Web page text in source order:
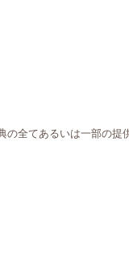
の全てあるいは一部の提